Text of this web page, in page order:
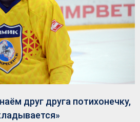
друг друга потихонечку,